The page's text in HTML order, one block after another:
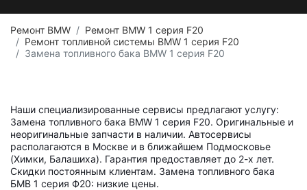
Ремонт BMW
Ремонт BMW 1 серия F20
Ремонт топливной системы BMW 1 серия F20
Замена топливного бака BMW 1 серия F20
Наши специализированные сервисы предлагают услугу:
Замена топливного бака BMW 1 серия F20. Оригинальные и
неоригинальные запчасти в наличии. Автосервисы
располагаются в Москве и в ближайшем Подмосковье
(Химки, Балашиха). Гарантия предоставляет до 2-х лет.
Скидки постоянным клиентам. Замена топливного бака
БМВ 1 серия Ф20: низкие цены.